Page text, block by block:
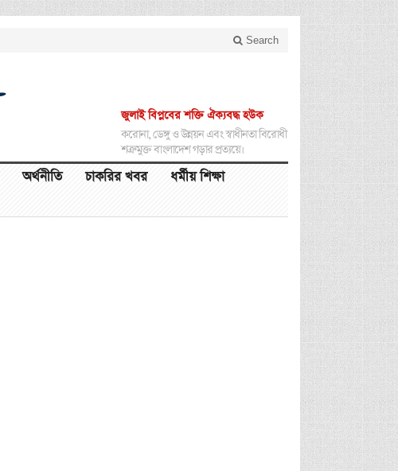
Search
জুলাই বিপ্লবের শক্তি ঐক্যবদ্ধ হউক
করোনা, ডেঙ্গু ও উন্নয়ন এবং স্বাধীনতা বিরোধী
শত্রুমুক্ত বাংলাদেশ গড়ার প্রত্যয়ে।
অর্থনীতি চাকরির খবর
ধর্মীয় শিক্ষা